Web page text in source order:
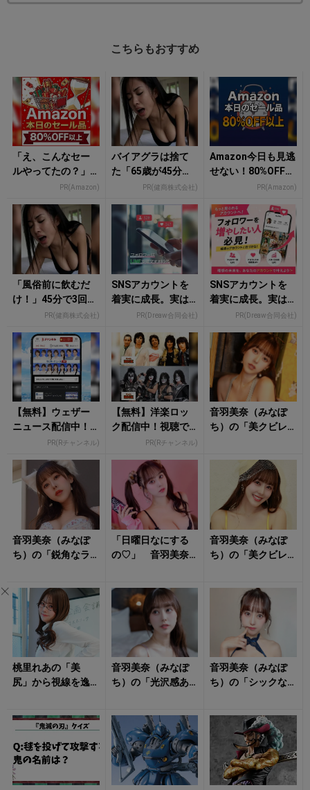
こちらもおすすめ
「え、こんなセー
ルやってたの？」8
0％OFF以上が続々
気が...
PR(Amazon)
バイアグラは捨て
た「65歳が45分で3
回戦も余裕」1日31
調！
PR(健商株式会社)
Amazon今日も見逃
せない！80%OFF以
上が続々登場PR(Amazon)
「風俗前に飲むだ
け！」45分で3回戦
も余裕！1日31円で
PR(健商株式会社)
SNSアカウントを
着実に成長。実は
みんなココ使って
PR(Dreaw合同会社)
SNSアカウントを
着実に成長。実は
みんなココ使って
PR(Dreaw合同会社)
【無料】ウェザー
ニュース配信中！
視聴で楽天ポイン
PR(Rチャンネル)
【無料】洋楽ロッ
ク配信中！視聴で
楽天ポイント貯ま
PR(Rチャンネル)
音羽美奈（みなぽ
ち）の「美クビレ
音羽美奈（みなぽ
ち）の「鋭角なラ
タジ！
「日曜日なにする
の♡」 音羽美奈
撃ち抜かれる！
音羽美奈（みなぽ
ち）の「美クビレ
桃里れあの「美
尻」から視線を逸
音羽美奈（みなぽ
ち）の「光沢感あ
音羽美奈（みなぽ
ち）の「シックな